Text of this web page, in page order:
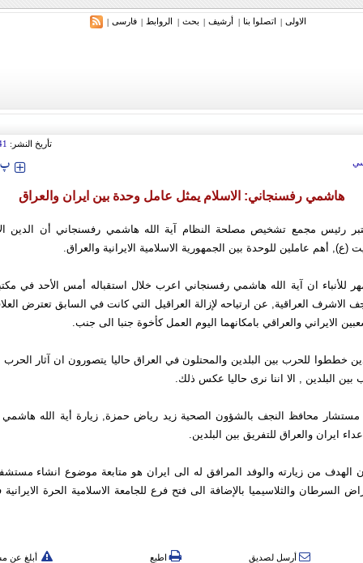
الاولی | اتصلوا بنا | أرشیف | بحث | الروابط | فارسی |
تأريخ النشر:
هاشمي رفسنجاني: الاسلام يمثل عامل وحدة بين ايران والعراق
رئيس مجمع تشخيص مصلحة النظام آية الله هاشمي رفسنجاني أن الدين
(ع), أهم عاملين للوحدة بين الجمهورية الاسلامية الايرانية والعراق.
للأنباء ان آية الله هاشمي رفسنجاني اعرب خلال استقباله أمس الأحد في
الاشرف العراقية, عن ارتياحه لإزالة العراقيل التي كانت في السابق تعترض
الايراني والعراقي بامكانهما اليوم العمل كأخوة جنبا الى جنب.
خططوا للحرب بين البلدين والمحتلون في العراق حاليا يتصورون ان آثار
بين البلدين , الا اننا نرى حاليا عكس ذلك.
محافظ النجف بالشؤون الصحية زيد رياض حمزة, زيارة أية الله هاشمي
ايران والعراق للتفريق بين البلدين.
الهدف من زيارته والوفد المرافق له الى ايران هو متابعة موضوع انشاء
السرطان والثلاسيميا بالإضافة الى فتح فرع للجامعة الاسلامية الحرة
أرسل لصديق اطبع أبلغ عن